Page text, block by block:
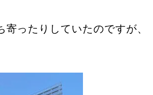
ったりしていたのですが、